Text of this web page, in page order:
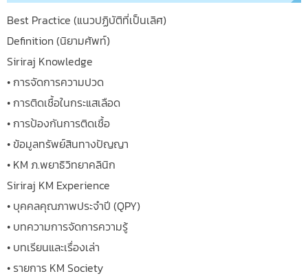
Best Practice (แนวปฏิบัติที่เป็นเลิศ)
Definition (นิยามศัพท์)
Siriraj Knowledge
• การจัดการความปวด
• การติดเชื้อในกระแสเลือด
• การป้องกันการติดเชื้อ
• ข้อมูลทรัพย์สินทางปัญญา
• KM ภ.พยาธิวิทยาคลินิก
Siriraj KM Experience
• บุคคลคุณภาพประจำปี (QPY)
• บทความการจัดการความรู้
• บทเรียนและเรื่องเล่า
• รายการ KM Society